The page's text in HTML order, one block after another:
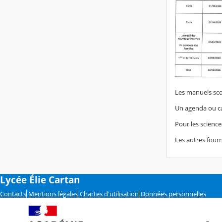
Les manuels
Un agenda ou
Pour les
Les autres
Lycée Élie Cartan
Contacts Mentions légales Chartes d'utilisation Données personnelles